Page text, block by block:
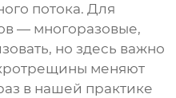
потока. Для
— многоразовые,
но здесь важно
меняют
в нашей практике